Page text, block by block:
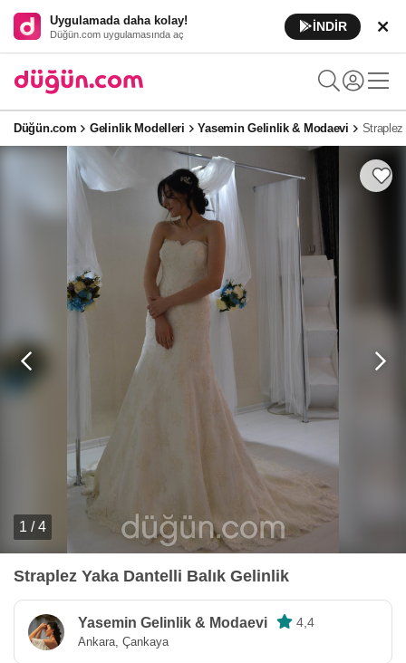
Uygulamada daha kolay!
Düğün.com uygulamasında aç
İNDİR
Düğün.com Gelinlik Modelleri Yasemin Gelinlik & Modaevi Straplez
1 / 4
Straplez Yaka Dantelli Balık Gelinlik
Yasemin Gelinlik & Modaevi 4,4
Ankara, Çankaya